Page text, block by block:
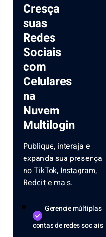
Cresça
suas
Redes
Sociais
com
Celulares
na
Nuvem
Multilogin
Publique, interaja e
expanda sua presença
no TikTok, Instagram,
Reddit e mais.
Gerencie múltiplas
contas de redes sociais